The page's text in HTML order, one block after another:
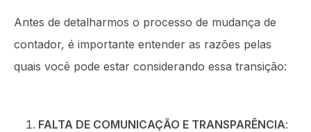
Antes de detalharmos o processo de mudança de
contador, é importante entender as razões pelas
quais você pode estar considerando essa transição:
FALTA DE COMUNICAÇÃO E TRANSPARÊNCIA: